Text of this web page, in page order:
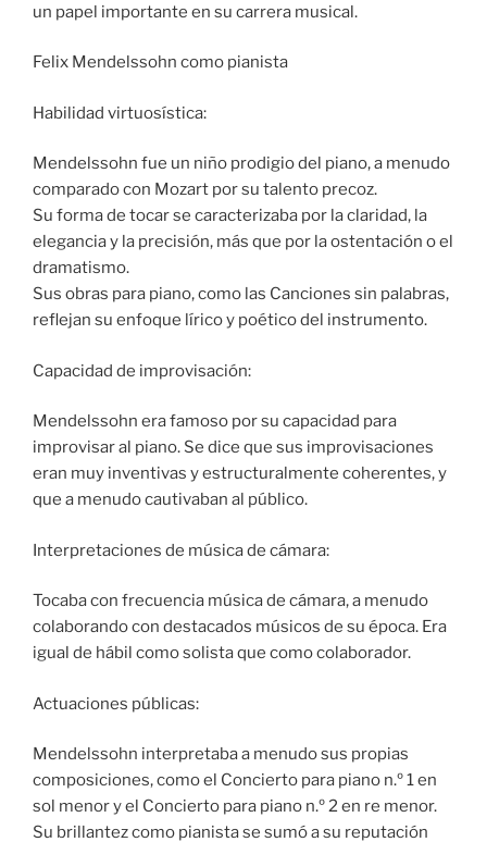
un papel importante en su carrera musical.
Felix Mendelssohn como pianista
Habilidad virtuosística:
Mendelssohn fue un niño prodigio del piano, a menudo
comparado con Mozart por su talento precoz.
Su forma de tocar se caracterizaba por la claridad, la
elegancia y la precisión, más que por la ostentación o el
dramatismo.
Sus obras para piano, como las Canciones sin palabras,
reflejan su enfoque lírico y poético del instrumento.
Capacidad de improvisación:
Mendelssohn era famoso por su capacidad para
improvisar al piano. Se dice que sus improvisaciones
eran muy inventivas y estructuralmente coherentes, y
que a menudo cautivaban al público.
Interpretaciones de música de cámara:
Tocaba con frecuencia música de cámara, a menudo
colaborando con destacados músicos de su época. Era
igual de hábil como solista que como colaborador.
Actuaciones públicas:
Mendelssohn interpretaba a menudo sus propias
composiciones, como el Concierto para piano n.º 1 en
sol menor y el Concierto para piano n.º 2 en re menor.
Su brillantez como pianista se sumó a su reputación